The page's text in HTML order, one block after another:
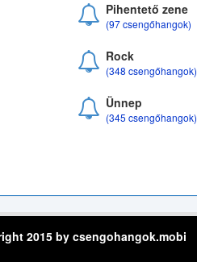
Pihentető zene
(97 csengőhangok)
Rock
(348 csengőhangok)
Ünnep
(345 csengőhangok)
2015 by csengohangok.mobi